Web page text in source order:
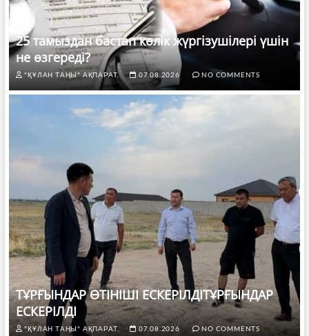
25 тамыздан бастап көлік жүргізушілері үшін
не өзгереді?
"ҚҰЛАН ТАҢЫ" АҚПАРАТ. 07.08.2026 NO COMMENTS
ТҰРҒЫНДАР ӨТІНІШІ ЕСКЕРІЛДІТҰРҒЫНДАР
ЕСКЕРІЛДІ
"ҚҰЛАН ТАҢЫ" АҚПАРАТ. 07.08.2026 NO COMMENTS